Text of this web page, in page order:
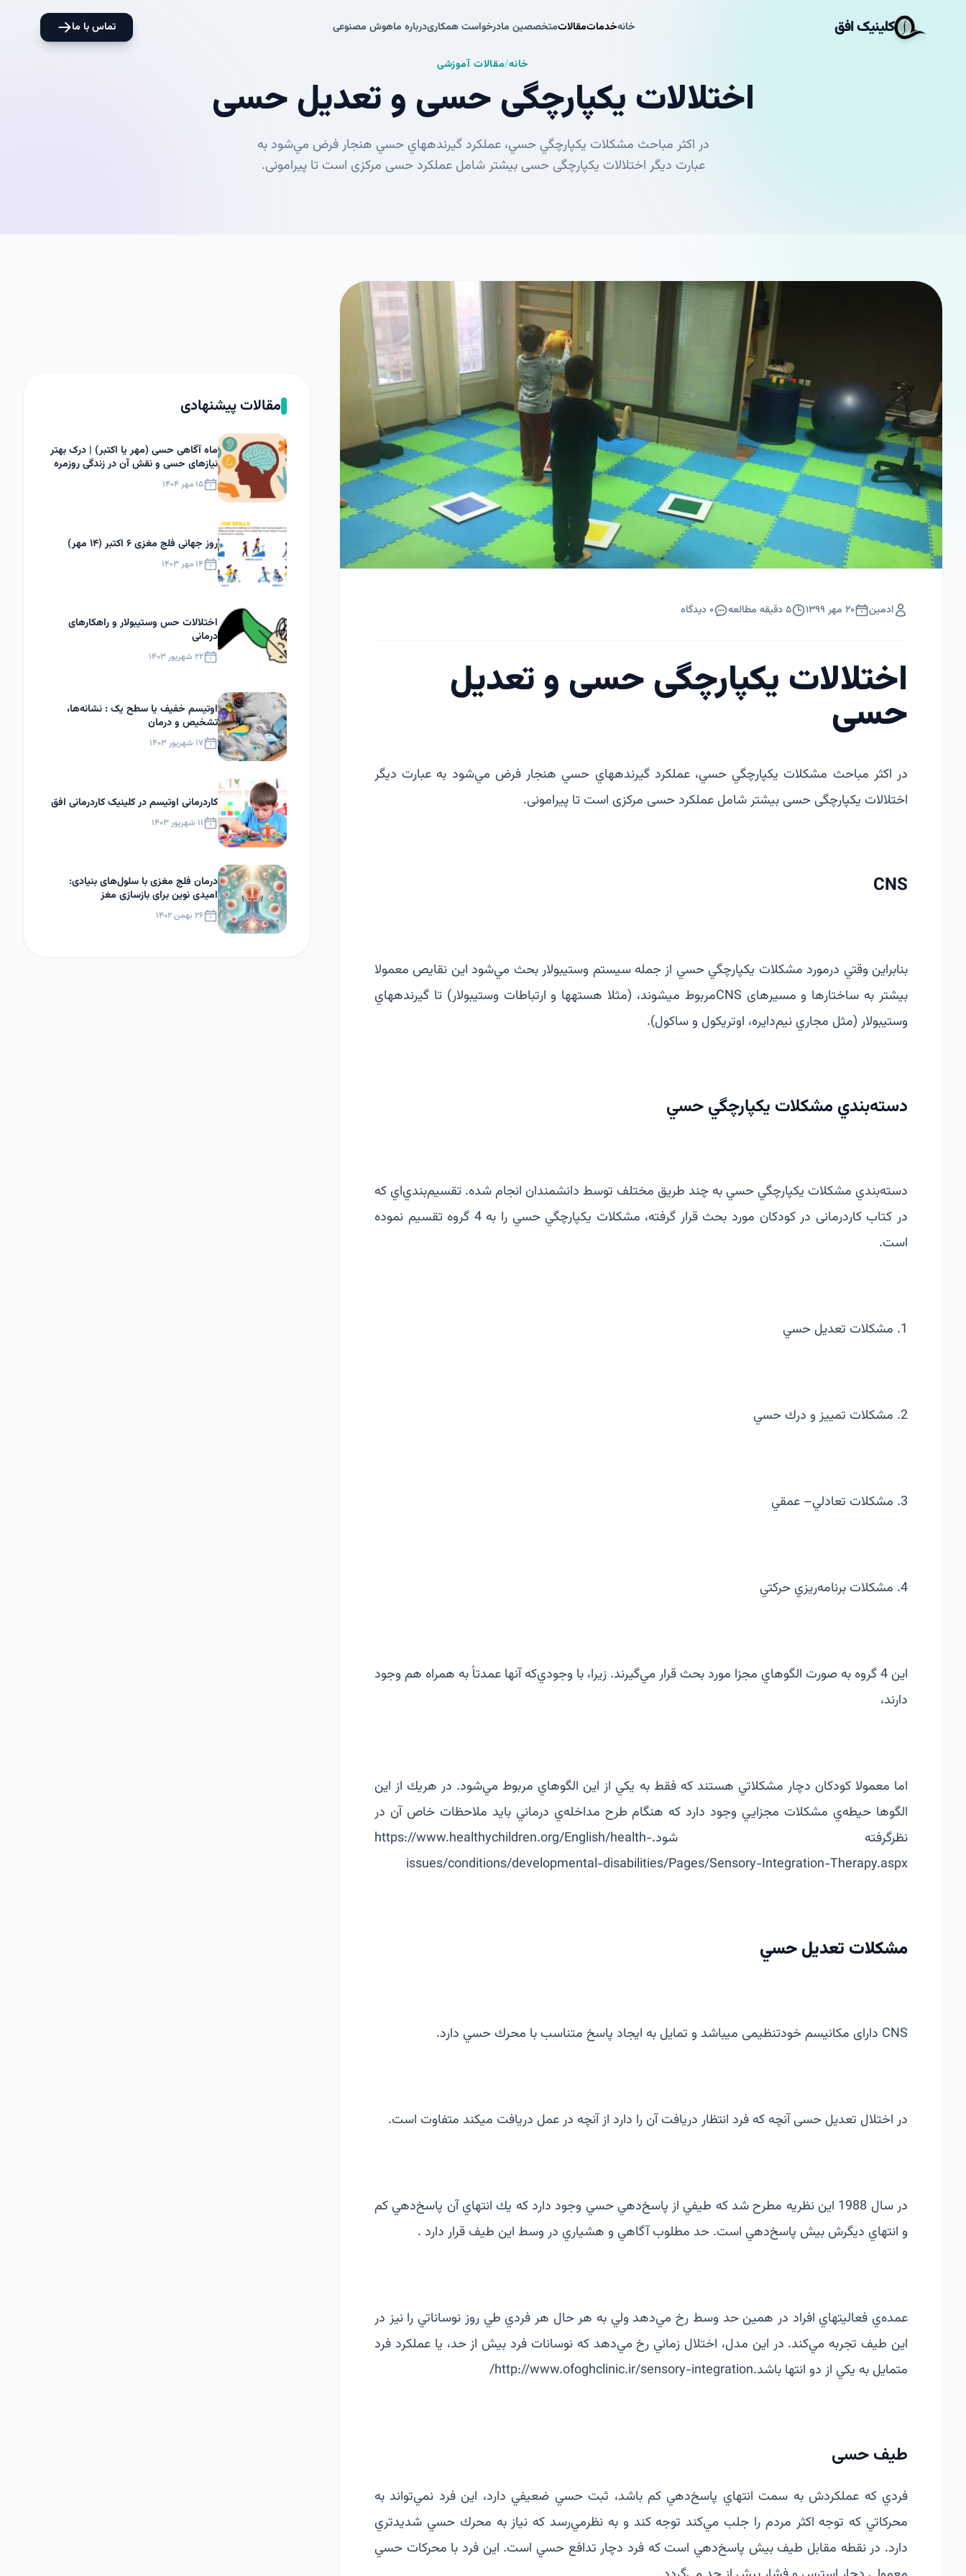
کلینیک افق
خانهخدماتمقالاتمتخصصین ما
متخصصین ما
درخواست همکاری
درخواست همکاری
درباره ماهوش مصنوعی
تماس با ما
خانه/مقالات آموزشی
اختلالات يكپارچگی حسی و تعدیل حسی
در اكثر مباحث مشكلات يكپارچگي حسي، عملكرد گيرنده‏هاي حسي هنجار فرض مي‌شود به
عبارت ديگر اختلالات یکپارچگی حسی بیشتر شامل عملکرد حسی مرکزی است تا پیرامونی.
ادمین ۲۰ مهر ۱۳۹۹ ۵ دقیقه مطالعه ۰ دیدگاه
اختلالات يكپارچگی حسی و تعدیل
حسی
در اكثر مباحث مشكلات يكپارچگي حسي، عملكرد گيرنده‏هاي حسي هنجار فرض مي‌شود به عبارت ديگر
اختلالات یکپارچگی حسی بیشتر شامل عملکرد حسی مرکزی است تا پیرامونی.
CNS
بنابراين وقتي درمورد مشكلات يكپارچگي حسي از جمله سيستم وستيبولار بحث مي‌شود اين نقايص معمولا
بیشتر به ساختارها و مسیرهای CNSمربوط می‏شوند، (مثلا هسته‏ها و ارتباطات وستیبولار) تا گيرنده‏هاي
وستيبولار (مثل مجاري نيم‌دايره، اوتريكول و ساكول).
دسته‌بندي مشكلات يكپارچگي حسي
دسته‌بندي مشكلات يكپارچگي حسي به چند طريق مختلف توسط دانشمندان انجام شده. تقسيم‌بندي‌اي كه
در کتاب کاردرمانی در کودکان مورد بحث قرار گرفته، مشكلات يكپارچگي حسي را به 4 گروه تقسيم نموده
است.
1. مشكلات تعديل حسي
2. مشكلات تمييز و درك حسي
3. مشكلات تعادلي– عمقي
4. مشكلات برنامه‌ريزي حركتي
اين 4 گروه به صورت الگوهاي مجزا مورد بحث قرار مي‌گيرند. زيرا، با وجودي‌كه آنها عمدتاً به همراه هم وجود
دارند،
اما معمولا كودكان دچار مشكلاتي هستند كه فقط به يكي از اين الگوهاي مربوط مي‌شود. در هريك از اين
الگوها حیطه‌ي مشكلات مجزايي وجود دارد كه هنگام طرح مداخله‌ي درماني بايد ملاحظات خاص آن در
نظرگرفته شود.https://www.healthychildren.org/English/health-
issues/conditions/developmental-disabilities/Pages/Sensory-Integration-Therapy.aspx
مشكلات تعديل حسي
CNS دارای مکانیسم خودتنظیمی ‏می‏باشد و تمايل به ايجاد پاسخ متناسب با محرك حسي دارد.
در اختلال تعدیل حسی آنچه که فرد انتظار دریافت آن را دارد از آنچه در عمل دریافت می‏کند متفاوت است.
در سال 1988 این نظریه مطرح شد كه طيفي از پاسخ‌دهي حسي وجود دارد كه يك انتهاي آن پاسخ‌دهي كم
و انتهاي ديگرش بيش پاسخ‌دهي است. حد مطلوب آگاهي و هشياري در وسط اين طيف قرار دارد .
عمده‌ي فعاليت‏هاي افراد در همين حد وسط رخ مي‌دهد ولي به هر حال هر فردي طي روز نوساناتي را نيز در
اين طيف تجربه مي‌كند. در اين مدل، اختلال زماني رخ مي‌دهد كه نوسانات فرد بيش از حد، يا عملكرد فرد
متمايل به يكي از دو انتها باشد.http://www.ofoghclinic.ir/sensory-integration/
طیف حسی
فردي كه عملكردش به سمت انتهاي پاسخ‌دهي كم باشد، ثبت حسي ضعيفي دارد، اين فرد نمي‌تواند به
محركاتي كه توجه اكثر مردم را جلب مي‌كند توجه كند و به نظرمي‌رسد كه نياز به محرك حسي شديدتري
دارد. در نقطه مقابل طیف بيش پاسخ‌دهي است كه فرد دچار تدافع حسي است. اين فرد با محركات حسي
مقالات پیشنهادی
ماه آگاهی حسی (مهر یا اکتبر) | درک بهتر
نیازهای حسی و نقش آن در زندگی روزمره
۱۵ مهر ۱۴۰۴
روز جهانی فلج مغزی ۶ اکتبر (۱۴ مهر)
۱۴ مهر ۱۴۰۳
اختلالات حس وستیبولار و راهکارهای
درمانی
۲۲ شهریور ۱۴۰۳
اوتیسم خفیف یا سطح یک : نشانه‌ها،
تشخیص و درمان
۱۷ شهریور ۱۴۰۳
کاردرمانی اوتیسم در کلینیک کاردرمانی افق
۱۱ شهریور ۱۴۰۳
درمان فلج مغزی با سلول‌های بنیادی:
امیدی نوین برای بازسازی مغز
۲۶ بهمن ۱۴۰۲